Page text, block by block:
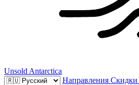
Unsold Antarctica
Направления Скидки